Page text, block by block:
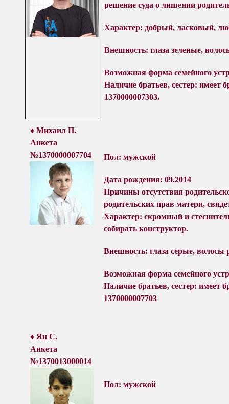
решение суда о лишении
Характер: добрый, ласковый,
Внешность: глаза зеленые,
Возможная форма семейного
Наличие братьев, сестер: имеет
1370000007303.
♦ Михаил П.
Анкета
№1370000007704 Пол: мужской
Дата рождения: 09.2014
Причины отсутствия
родительских прав матери,
Характер: скромный и
собирать конструктор.
Внешность: глаза серые, волосы
Возможная форма семейного
Наличие братьев, сестер: имеет
1370000007703
♦ Ян С.
Анкета
№1370013000014
Пол: мужской